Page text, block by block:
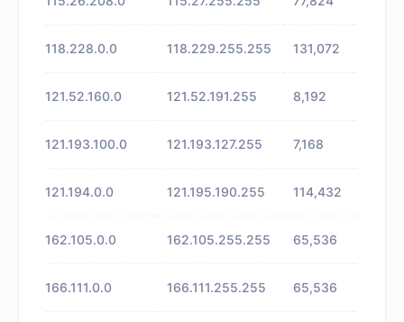
118.228.0.0 118.229.255.255 131,072
121.52.160.0 121.52.191.255 8,192
121.193.100.0 121.193.127.255 7,168
121.194.0.0 121.195.190.255 114,432
162.105.0.0 162.105.255.255 65,536
166.111.0.0 166.111.255.255 65,536